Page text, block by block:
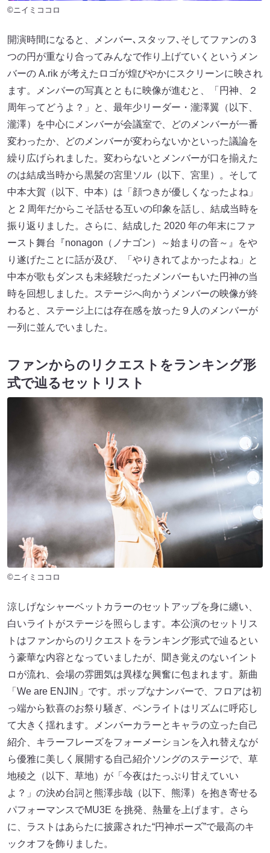
©ニイミココロ
開演時間になると、メンバー､スタッフ､そしてファンの 3
つの円が重なり合ってみんなで作り上げていくというメン
バーの A.rik が考えたロゴが煌びやかにスクリーンに映され
ます。メンバーの写真とともに映像が進むと、「円神、２
周年ってどうよ？」と、最年少リーダー・瀧澤翼（以下、
瀧澤）を中心にメンバーが会議室で、どのメンバーが一番
変わったか、どのメンバーが変わらないかといった議論を
繰り広げられました。変わらないとメンバーが口を揃えた
のは結成当時から黒髪の宮里ソル（以下、宮里）。そして
中本大賀（以下、中本）は「顔つきが優しくなったよね」
と 2 周年だからこそ話せる互いの印象を話し、結成当時を
振り返りました。さらに、結成した 2020 年の年末にファ
ースト舞台『nonagon（ノナゴン）～始まりの音～』をや
り遂げたことに話が及び、「やりきれてよかったよね」と
中本が歌もダンスも未経験だったメンバーもいた円神の当
時を回想しました。ステージへ向かうメンバーの映像が終
わると、ステージ上には存在感を放った９人のメンバーが
一列に並んでいました。
ファンからのリクエストをランキング形
式で辿るセットリスト
©ニイミココロ
涼しげなシャーベットカラーのセットアップを身に纏い、
白いライトがステージを照らします。本公演のセットリス
トはファンからのリクエストをランキング形式で辿るとい
う豪華な内容となっていましたが、聞き覚えのないイント
ロが流れ、会場の雰囲気は異様な興奮に包まれます。新曲
「We are ENJIN」です。ポップなナンバーで、フロアは初
っ端から歓喜のお祭り騒ぎ、ペンライトはリズムに呼応し
て大きく揺れます。メンバーカラーとキャラの立った自己
紹介、キラーフレーズをフォーメーションを入れ替えなが
ら優雅に美しく展開する自己紹介ソングのステージで、草
地稜之（以下、草地）が「今夜はたっぷり甘えていい
よ？」の決め台詞と熊澤歩哉（以下、熊澤）を抱き寄せる
パフォーマンスでMU3E を挑発、熱量を上げます。さら
に、ラストはあらたに披露された“円神ポーズ”で最高のキ
ックオフを飾りました。